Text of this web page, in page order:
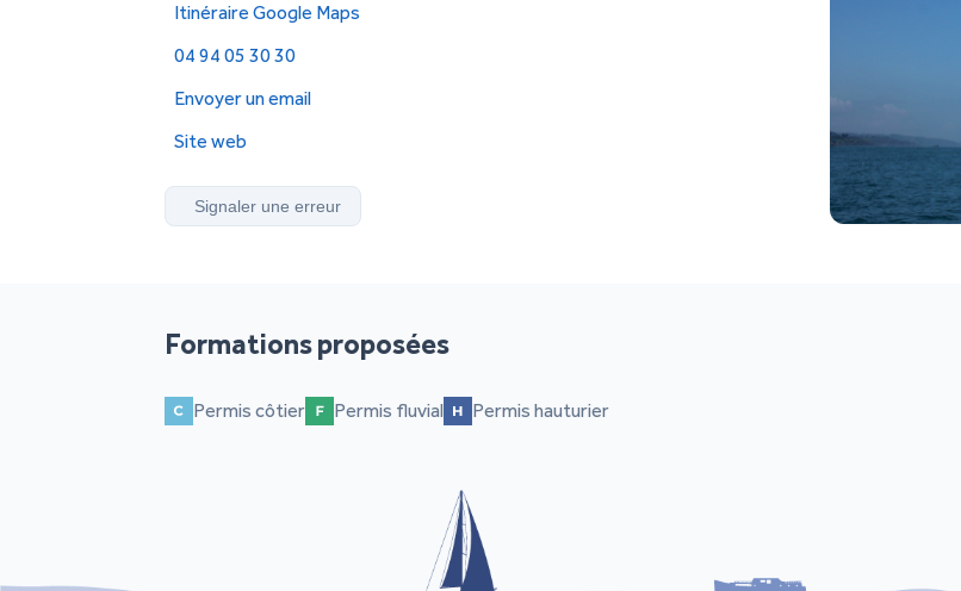
Itinéraire Google Maps
04 94 05 30 30
Envoyer un email
Site web
Signaler une erreur
Formations proposées
Permis côtier Permis fluvial Permis hauturier